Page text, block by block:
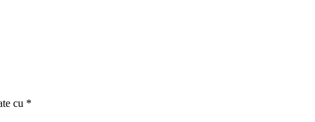
cu *